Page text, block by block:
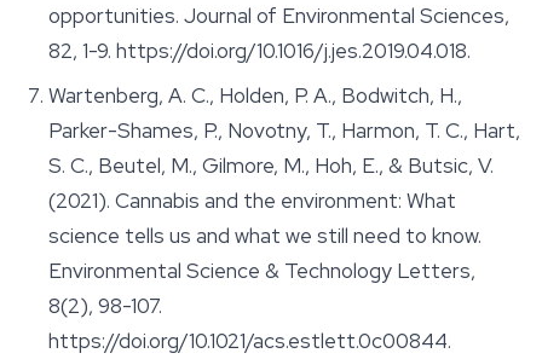
opportunities. Journal of Environmental Sciences,
82, 1-9. https://doi.org/10.1016/j.jes.2019.04.018.
Wartenberg, A. C., Holden, P. A., Bodwitch, H.,
Parker-Shames, P., Novotny, T., Harmon, T. C., Hart,
S. C., Beutel, M., Gilmore, M., Hoh, E., & Butsic, V.
(2021). Cannabis and the environment: What
science tells us and what we still need to know.
Environmental Science & Technology Letters,
8(2), 98-107.
https://doi.org/10.1021/acs.estlett.0c00844.